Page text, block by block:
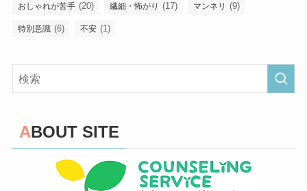
おしゃれが苦手 (20) 繊細・怖がり (17) マンネリ (9)
特別意識 (6) 不安 (1)
ABOUT SITE